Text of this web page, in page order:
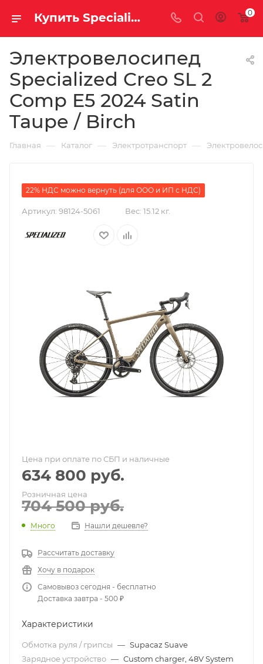
Купить Specialized Creo SL 2 Comp E5 2024 Satin Taupe / Birch за рублей, а со скидкой 634 800 руб. 0
Электровелосипед
Specialized Creo SL 2
Comp E5 2024 Satin
Taupe / Birch
Главная — Каталог — Электротранспорт —
22% НДС можно вернуть (для ООО и ИП с НДС)
Артикул: 98124-5061 Вес: 15.12 кг.
Цена при оплате по СБП и наличные
634 800 руб.
Розничная цена
704 500руб.
Много Нашли дешевле?
Рассчитать доставку
Хочу в подарок
Самовывоз сегодня - бесплатно
Доставка завтра - 500 ₽
Характеристики
Обмотка руля / грипсы — Supacaz Suave
Зарядное устройство — Custom charger, 48V System